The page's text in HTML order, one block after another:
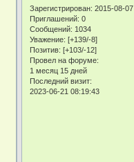
Зарегистрирован: 2015-08-07
Приглашений: 0
Сообщений: 1034
Уважение: [+139/-8]
Позитив: [+103/-12]
Провел на форуме:
1 месяц 15 дней
Последний визит:
2023-06-21 08:19:43